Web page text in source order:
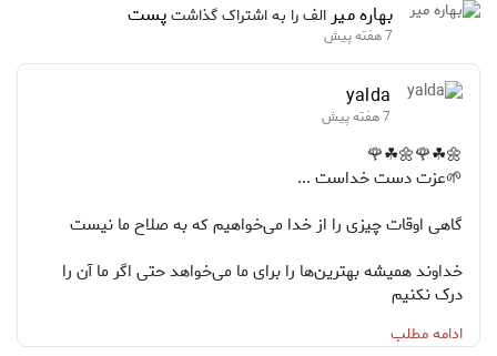
بهاره میر الف را به اشتراک گذاشتپست
7 هفته پیش
yalda
7 هفته پیش
🌼☘🌹🌼☘🌹
🌱عزت دست خداست ...
گاهی اوقات چیزی را از خدا می‌خواهیم که به صلاح ما نیست
خداوند همیشه بهترین‌ها را برای ما می‌خواهد حتی اگر ما آن را
درک نکنیم
پس به جای اصرار بر خواسته‌های خودمون،از خدا بخواهیم که
ادامه مطلب